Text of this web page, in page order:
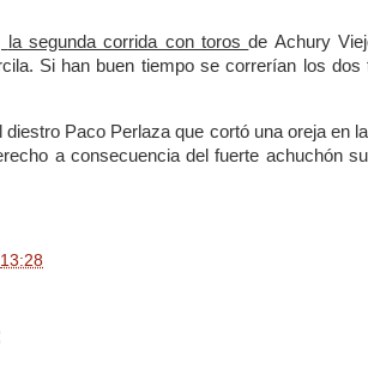
la segunda corrida con torosde Achury
Si han buen tiempo se correrían los dos
Paco Perlaza que cortó una oreja en
a consecuencia del fuerte achuchón
13:28